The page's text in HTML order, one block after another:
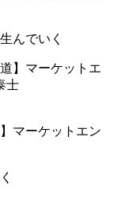
んでいく
マーケットエン